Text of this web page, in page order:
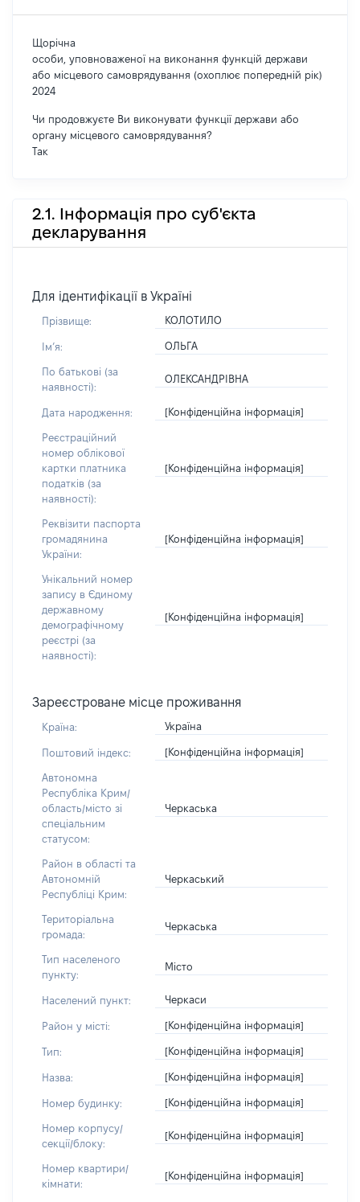
Щорічна
особи, уповноваженої на виконання функцій держави
або місцевого самоврядування (охоплює попередній рік)
2024
Чи продовжуєте Ви виконувати функції держави або
органу місцевого самоврядування?
Так
2.1. Інформація про суб'єкта
декларування
Для ідентифікації в Україні
Прізвище: КОЛОТИЛО
Імʼя: ОЛЬГА
По батькові (за
наявності):
ОЛЕКСАНДРІВНА
Дата народження: [Конфіденційна інформація]
Реєстраційний
номер облікової
картки платника
податків (за
наявності):
[Конфіденційна інформація]
Реквізити паспорта
громадянина
України:
[Конфіденційна інформація]
Унікальний номер
запису в Єдиному
державному
демографічному
реєстрі (за
наявності):
[Конфіденційна інформація]
Зареєстроване місце проживання
Країна: Україна
Поштовий індекс: [Конфіденційна інформація]
Автономна
Республіка Крим/
область/місто зі
спеціальним
статусом:
Черкаська
Район в області та
Автономній
Республіці Крим:
Черкаський
Територіальна
громада:
Черкаська
Тип населеного
пункту:
Місто
Населений пункт: Черкаси
Район у місті: [Конфіденційна інформація]
Тип: [Конфіденційна інформація]
Назва: [Конфіденційна інформація]
Номер будинку: [Конфіденційна інформація]
Номер корпусу/
секції/блоку:
[Конфіденційна інформація]
Номер квартири/
кімнати:
[Конфіденційна інформація]